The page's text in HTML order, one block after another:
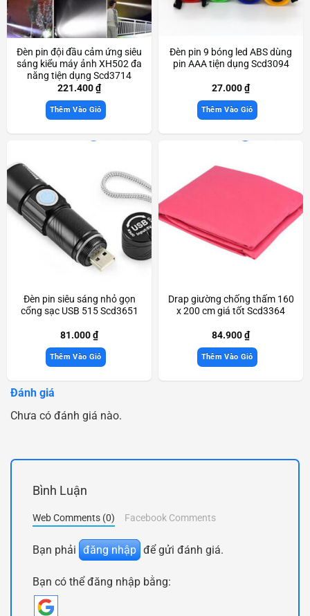
Đèn pin đội đầu cảm ứng siêu
sáng kiểu máy ảnh XH502 đa
năng tiện dụng Scd3714
221.400₫
Thêm Vào Giỏ
Đèn pin 9 bóng led ABS dùng
pin AAA tiện dụng Scd3094
27.000₫
Thêm Vào Giỏ
Đèn pin siêu sáng nhỏ gọn
cổng sạc USB 515 Scd3651
81.000₫
Thêm Vào Giỏ
Drap giường chống thấm 160
x 200 cm giá tốt Scd3364
84.900₫
Thêm Vào Giỏ
Đánh giá
Chưa có đánh giá nào.
Bình Luận
Web Comments (0) Facebook Comments
Bạn phải đăng nhập để gửi đánh giá.
Bạn có thể đăng nhập bằng: